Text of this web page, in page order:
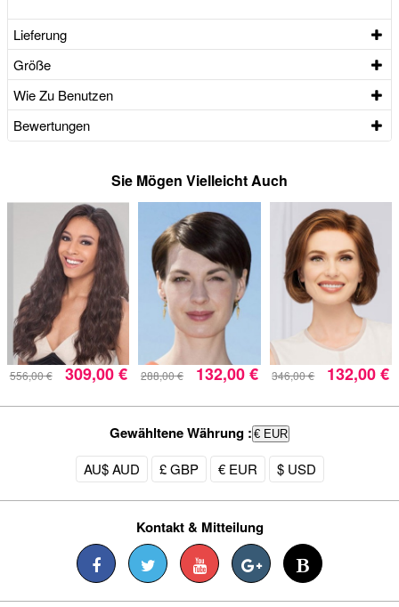
Lieferung
Größe
Wie Zu Benutzen
Bewertungen
Sie Mögen Vielleicht Auch
556,00 € 309,00 € 288,00 € 132,00 € 346,00 € 132,00 €
Gewähltene Währung : € EUR
AU$ AUD £ GBP € EUR $ USD
Kontakt & Mitteilung